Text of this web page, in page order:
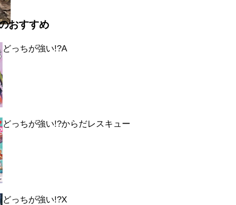
おすすめ
どっちが強い!?A
どっちが強い!?からだレスキュー
どっちが強い!?X